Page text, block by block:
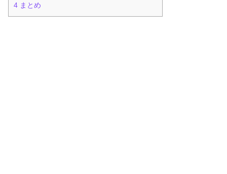
4 まとめ